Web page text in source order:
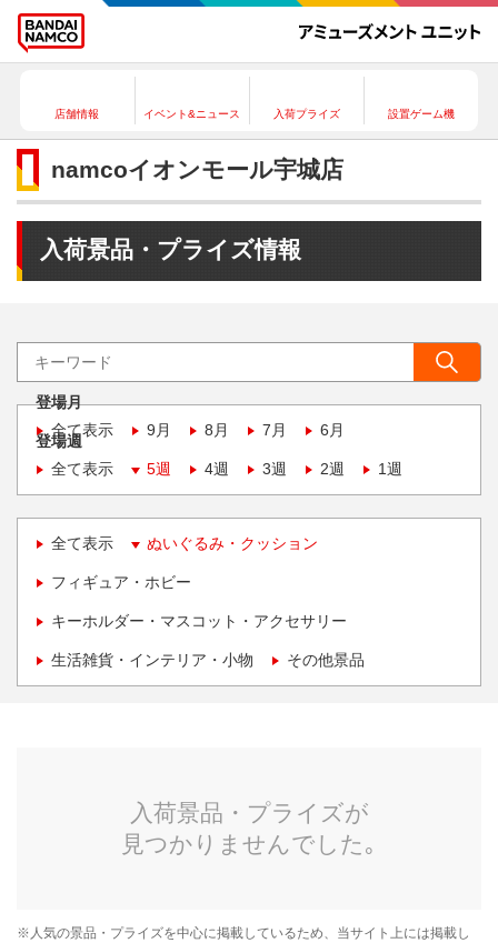
店舗情報 イベント&ニュース 入荷プライズ 設置ゲーム機
namcoイオンモール宇城店
入荷景品・プライズ情報
登場月
全て表示
9月 8月 7月 6月
登場週
全て表示
5週 4週 3週 2週 1週
全て表示 ぬいぐるみ・クッション
フィギュア・ホビー
キーホルダー・マスコット・アクセサリー
生活雑貨・インテリア・小物 その他景品